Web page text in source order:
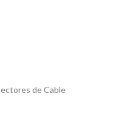
de Cable